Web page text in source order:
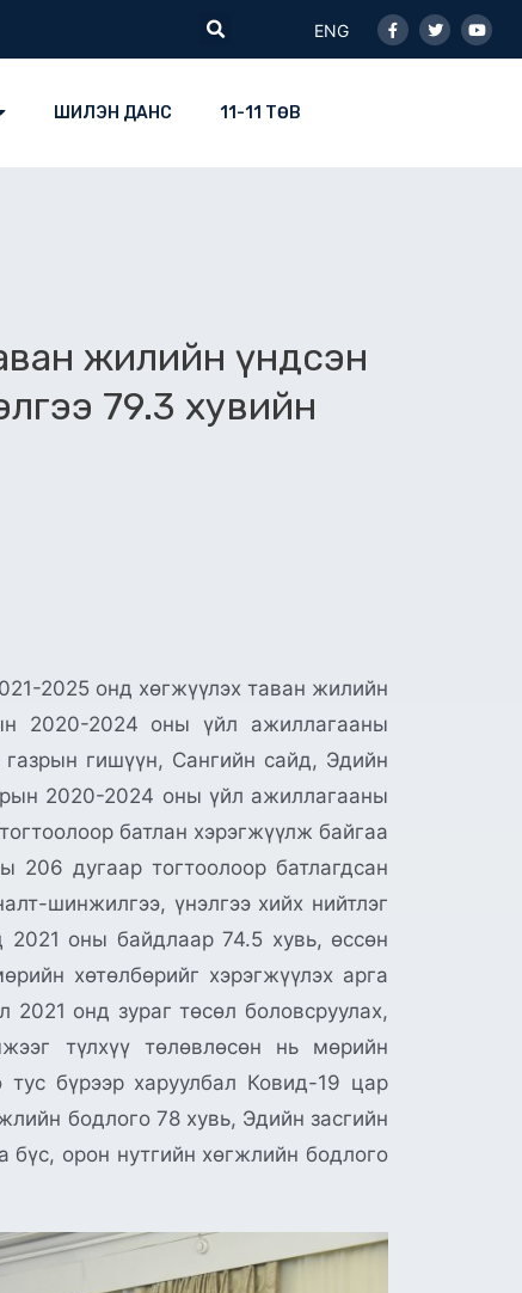
Search
ENG
f
ШИЛЭН ДАНС 11-11 ТӨВ
жилийн үндсэн
79.3 хувийн
2025 онд хөгжүүлэх таван жилийн
2020-2024 оны үйл ажиллагааны
гишүүн, Сангийн сайд, Эдийн
2020-2024 оны үйл ажиллагааны
батлан хэрэгжүүлж байгаа
дугаар тогтоолоор батлагдсан
шинжилгээ, үнэлгээ хийх нийтлэг
2021 оны байдлаар 74.5 хувь, өссөн
хөтөлбөрийг хэрэгжүүлэх арга
онд зураг төсөл боловсруулах,
түлхүү төлөвлөсөн нь мөрийн
тус бүрээр харуулбал Ковид-19 цар
бодлого 78 хувь, Эдийн засгийн
орон нутгийн хөгжлийн бодлого